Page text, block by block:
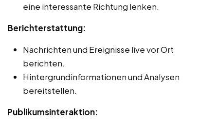
eine interessante Richtung lenken.
Berichterstattung:
Nachrichten und Ereignisse live vor Ort
berichten.
Hintergrundinformationen und Analysen
bereitstellen.
Publikumsinteraktion: